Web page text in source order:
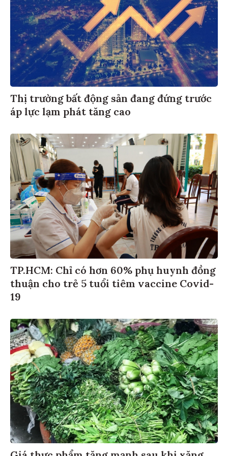
Thị trường bất động sản đang đứng trước
áp lực lạm phát tăng cao
TP.HCM: Chỉ có hơn 60% phụ huynh đồng
thuận cho trẻ 5 tuổi tiêm vaccine Covid-
19
Giá thực phẩm tăng mạnh sau khi xăng